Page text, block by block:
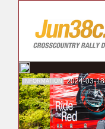
INFORMATION 2024-03-18